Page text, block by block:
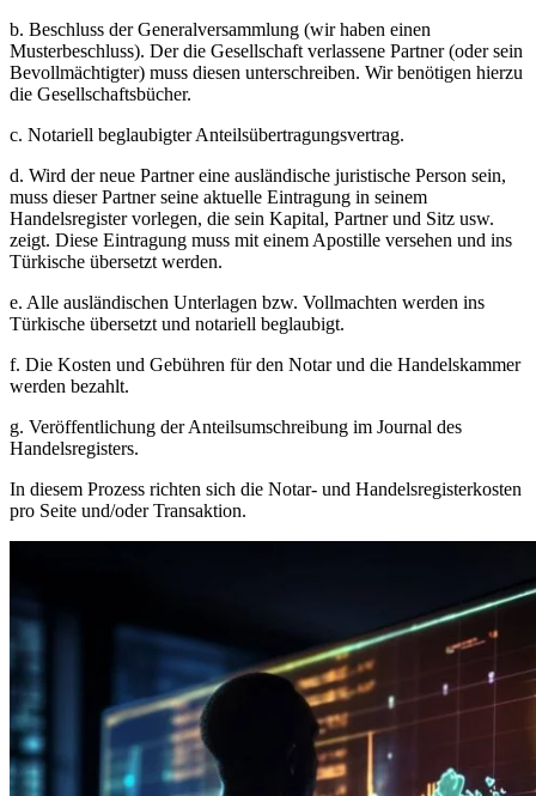
b. Beschluss der Generalversammlung (wir haben einen
Musterbeschluss). Der die Gesellschaft verlassene Partner (oder sein
Bevollmächtigter) muss diesen unterschreiben. Wir benötigen hierzu
die Gesellschaftsbücher.
c. Notariell beglaubigter Anteilsübertragungsvertrag.
d. Wird der neue Partner eine ausländische juristische Person sein,
muss dieser Partner seine aktuelle Eintragung in seinem
Handelsregister vorlegen, die sein Kapital, Partner und Sitz usw.
zeigt. Diese Eintragung muss mit einem Apostille versehen und ins
Türkische übersetzt werden.
e. Alle ausländischen Unterlagen bzw. Vollmachten werden ins
Türkische übersetzt und notariell beglaubigt.
f. Die Kosten und Gebühren für den Notar und die Handelskammer
werden bezahlt.
g. Veröffentlichung der Anteilsumschreibung im Journal des
Handelsregisters.
In diesem Prozess richten sich die Notar- und Handelsregisterkosten
pro Seite und/oder Transaktion.